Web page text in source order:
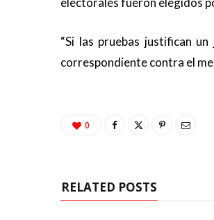
“Si las pruebas justifican
correspondiente contra el
0
RELATED POSTS